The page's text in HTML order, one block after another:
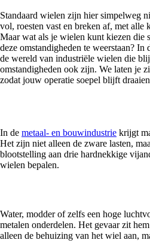
Standaard wielen zijn hier simpelweg
vol, roesten vast en breken af, met alle
Maar wat als je wielen kunt kiezen die
deze omstandigheden te weerstaan?
de wereld van industriële wielen die
omstandigheden ook zijn. We laten je
zodat jouw operatie soepel blijft
In de metaal- en bouwindustrie krijgt
Het zijn niet alleen de zware lasten,
blootstelling aan drie hardnekkige
wielen bepalen.
Water, modder of zelfs een hoge
metalen onderdelen. Het gevaar zit
alleen de behuizing van het wiel aan,